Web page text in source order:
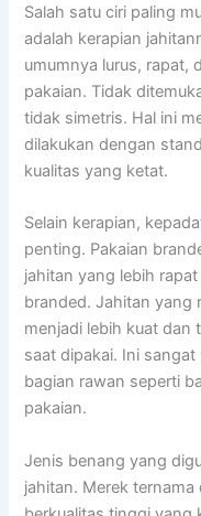
Salah satu ciri paling
adalah kerapian
umumnya lurus, rapat,
pakaian. Tidak
tidak simetris. Hal ini
dilakukan dengan
kualitas yang ketat.
Selain kerapian,
penting. Pakaian
jahitan yang lebih
branded. Jahitan yang
menjadi lebih kuat dan
saat dipakai. Ini
bagian rawan seperti
pakaian.
Jenis benang yang
jahitan. Merek